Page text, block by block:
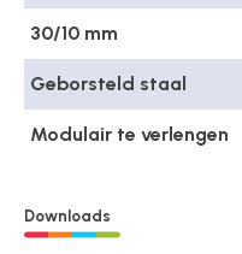
30/10 mm
Geborsteld staal
Modulair te verlengen
Downloads